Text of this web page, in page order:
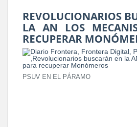
REVOLUCIONARIOS
LA AN LOS
RECUPERAR
PSUV EN EL PÁRAMO